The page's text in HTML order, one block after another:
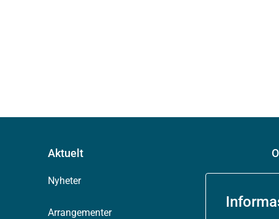
Aktuelt
Nyheter
Arrangementer